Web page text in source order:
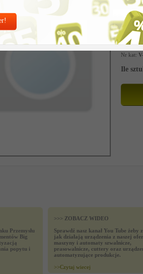
Chcesz
Nr kat:
Ile
Przemysłu
Big
popytu i
>>> ZOBACZ WIDEO
Sprawdź nasz kanał You Tube żeby
jak działają urządzenia z naszej
maszyny i automaty szwalnicze,
prasowalnicze, cuttery oraz
automatyzujące produkcje.
>>Czytaj wiecej